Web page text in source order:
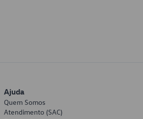
Ajuda
Quem Somos
Atendimento (SAC)